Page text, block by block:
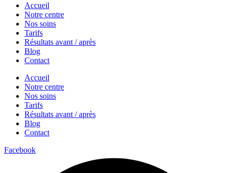
Accueil
Notre centre
Nos soins
Tarifs
Résultats avant / après
Blog
Contact
Accueil
Notre centre
Nos soins
Tarifs
Résultats avant / après
Blog
Contact
Facebook